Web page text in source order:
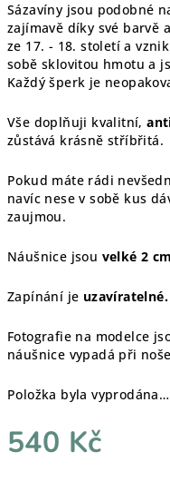
Sázavíny jsou podobné
zajímavě díky své barvě
ze 17. - 18. století a
sobě sklovitou hmotu a
Každý šperk je
Vše doplňuji kvalitní,
zůstává krásně stříbřitá.
Pokud máte rádi
navíc nese v sobě kus
zaujmou.
Náušnice jsou velké 2 cm
Zapínání je uzavíratelné.
Fotografie na modelce
náušnice vypadá při
Položka byla vyprodána…
540 Kč